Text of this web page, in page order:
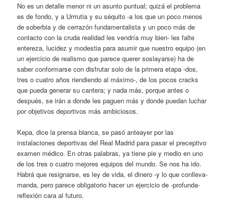
No es un detalle menor ni un asunto puntual; quizá el problema
es de fondo, y a Urrrutia y su séquito -a los que un poco menos
de soberbia y de cerrazón fundamentalista y un poco más de
contacto con la cruda realidad les vendría muy bien- les falte
entereza, lucidez y modestia para asumir que nuestro equipo (en
un ejercicio de realismo que parece querer soslayarse) ha de
saber conformarse con disfrutar solo de la primera etapa -dos,
tres o cuatro años riendiendo al máximo-, de los pocos cracks
que pueda generar su cantera; y nada más, porque antes o
después, se irán a donde les paguen más y donde puedan luchar
por objetivos deportivos más ambiciosos.
Kepa, dice la prensa blanca, se pasó anteayer por las
instalaciones deportivas del Real Madrid para pasar el preceptivo
examen médico. En otras palabras, ya tiene pie y medio en uno
de los tres o cuatro mejores equipos del mundo. Se nos ha ido.
Habrá que resignarse, es ley de vida, el dinero -y lo que conlleva-
manda, pero parece obligatorio hacer un ejercicio de -profunda-
reflexión cara al futuro.